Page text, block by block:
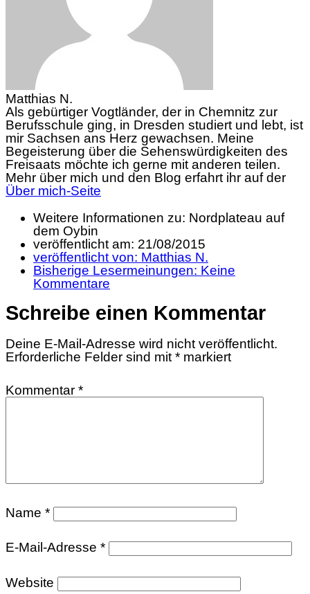
Matthias N.
Als gebürtiger Vogtländer, der in Chemnitz zur
Berufsschule ging, in Dresden studiert und lebt, ist
mir Sachsen ans Herz gewachsen. Meine
Begeisterung über die Sehenswürdigkeiten des
Freisaats möchte ich gerne mit anderen teilen.
Mehr über mich und den Blog erfahrt ihr auf der
Über mich-Seite
Weitere Informationen zu: Nordplateau auf
dem Oybin
veröffentlicht am: 21/08/2015
veröffentlicht von: Matthias N.
Bisherige Lesermeinungen: Keine
Kommentare
Schreibe einen Kommentar
Deine E-Mail-Adresse wird nicht veröffentlicht.
Erforderliche Felder sind mit * markiert
Kommentar *
Name *
E-Mail-Adresse *
Website